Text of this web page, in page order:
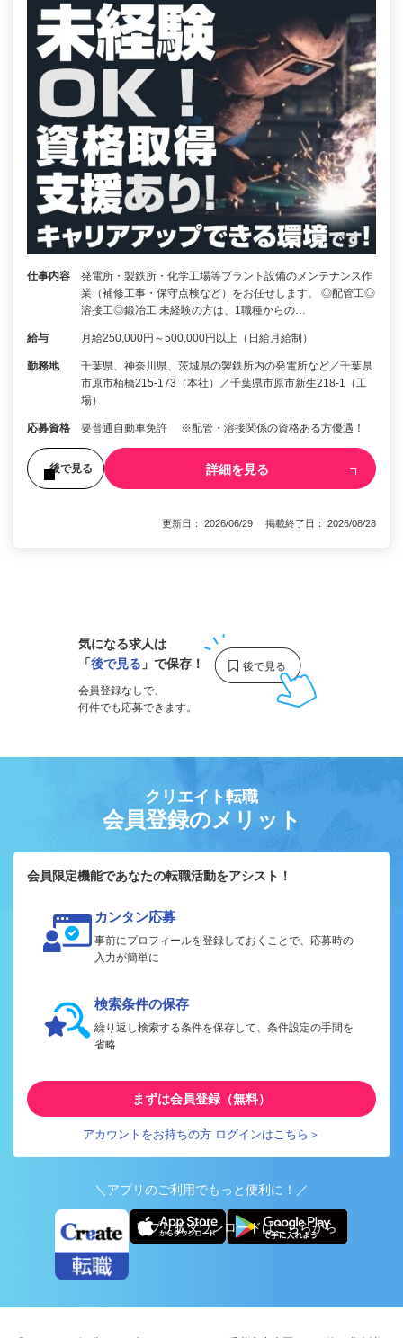
仕事内容
発電所・製鉄所・化学工場等プラント設備のメンテナンス作
業（補修工事・保守点検など）をお任せします。 ◎配管工◎
溶接工◎鍛冶工 未経験の方は、1職種からの…
給与 月給250,000円～500,000円以上（日給月給制）
勤務地
千葉県、神奈川県、茨城県の製鉄所内の発電所など／千葉県
市原市栢橋215-173（本社）／千葉県市原市新生218-1（工
場）
応募資格 要普通自動車免許 ※配管・溶接関係の資格ある方優遇！
後で見る 詳細を見る
更新日： 2026/06/29 掲載終了日： 2026/08/28
気になる求人は
「後で見る 」で保存！
会員登録なしで、
何件でも応募できます。
クリエイト転職
会員登録のメリット
会員限定機能であなたの転職活動をアシスト！
カンタン応募
事前にプロフィールを登録しておくことで、応募時の
入力が簡単に
検索条件の保存
繰り返し検索する条件を保存して、条件設定の手間を
省略
まずは会員登録（無料）
アカウントをお持ちの方 ログインはこちら＞
＼アプリのご利用でもっと便利に！／
アプリ版ダウンロードはこちらから